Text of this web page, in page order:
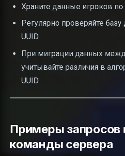
Храните данные игроков по
Регулярно проверяйте
UUID.
При миграции данных
учитывайте различия в
UUID.
Примеры запросов
команды сервера